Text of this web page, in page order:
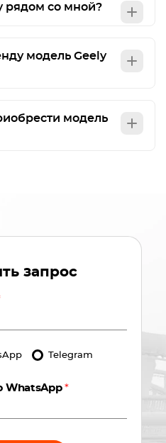
рядом со мной?
модель Geely
модель
запрос
Telegram
WhatsApp*